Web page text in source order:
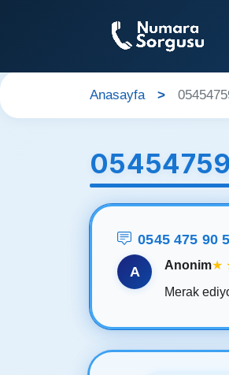
Anasayfa
0545 475 90
A Anonim★
Merak